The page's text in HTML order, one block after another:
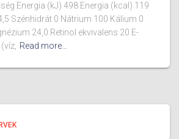
Energia (kJ) 498 Energia (kcal) 119
Szénhidrát 0 Nátrium 100 Kálium 0
24,0 Retinol ekvivalens 20 E-
Read more…